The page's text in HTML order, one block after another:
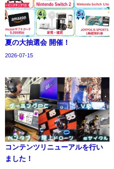
夏の大抽選会 開催！
2026-07-15
コンテンツリニューアルを行い
ました！